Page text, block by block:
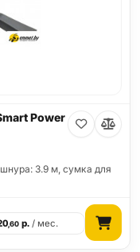
Power
3.9 м, сумка для
,60 р. / мес.